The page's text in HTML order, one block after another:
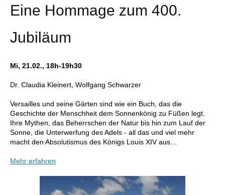
Eine Hommage zum 400.
Jubiläum
Mi, 21.02., 18h-19h30
Dr. Claudia Kleinert, Wolfgang Schwarzer
Versailles und seine Gärten sind wie ein Buch, das die
Geschichte der Menschheit dem Sonnenkönig zu Füßen legt.
Ihre Mythen, das Beherrschen der Natur bis hin zum Lauf der
Sonne, die Unterwerfung des Adels - all das und viel mehr
macht den Absolutismus des Königs Louis XIV aus…
Mehr erfahren